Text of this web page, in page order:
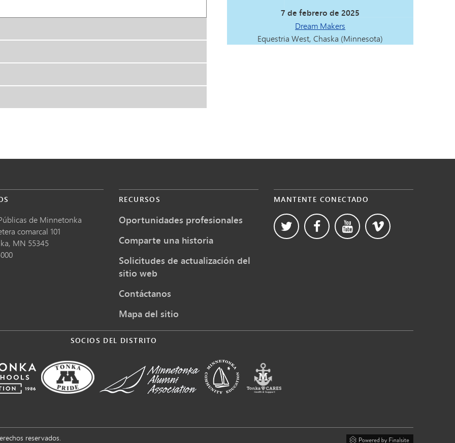
7 de febrero de 2025
Dream Makers
Equestria West, Chaska (Minnesota)
de Minnetonka
comarcal 101
MN 55345
RECURSOS
Oportunidades profesionales
Comparte una historia
Solicitudes de actualización del
sitio web
Contáctanos
Mapa del sitio
MANTENTE CONECTADO
SOCIOS DEL DISTRITO
reservados.